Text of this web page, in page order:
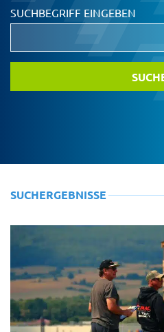
SUCHBEGRIFF EINGEBEN
SUCHERGEBNISSE